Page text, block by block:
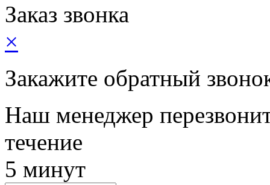
Заказ звонка
×
Закажите обратный
Наш менеджер
течение
5 минут